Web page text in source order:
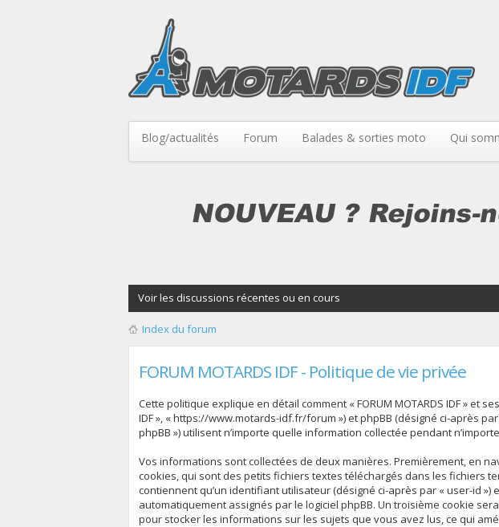
Blog/actualités Forum Balades & sorties moto Qui
Voir les discussions récentes ou en cours
Index du forum
FORUM MOTARDS IDF - Politique de vie privée
Cette politique explique en détail comment « FORUM MOTARDS IDF » et
IDF », « https://www.motards-idf.fr/forum ») et phpBB (désigné ci-après par
phpBB ») utilisent n’importe quelle information collectée pendant
Vos informations sont collectées de deux manières. Premièrement, en
cookies, qui sont des petits fichiers textes téléchargés dans les fichiers
contiennent qu’un identifiant utilisateur (désigné ci-après par « user-id
automatiquement assignés par le logiciel phpBB. Un troisième cookie
pour stocker les informations sur les sujets que vous avez lus, ce qui